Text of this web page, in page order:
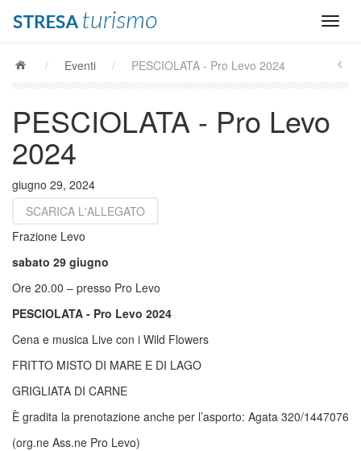
/ Eventi / PESCIOLATA - Pro Levo 2024
PESCIOLATA - Pro Levo
2024
giugno 29, 2024
SCARICA L'ALLEGATO
Frazione Levo
sabato 29 giugno
Ore 20.00 – presso Pro Levo
PESCIOLATA - Pro Levo 2024
Cena e musica Live con i Wild Flowers
FRITTO MISTO DI MARE E DI LAGO
GRIGLIATA DI CARNE
È gradita la prenotazione anche per l’asporto: Agata 320/1447076
(org.ne Ass.ne Pro Levo)